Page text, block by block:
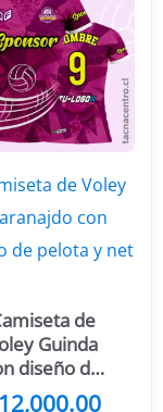
de
Guinda
diseño de
y net